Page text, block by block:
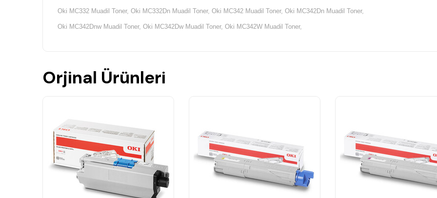
Oki MC332 Muadil Toner, Oki MC332Dn Muadil Toner, Oki MC342 Muadil Toner, Oki MC342Dn Muadil Toner,
Oki MC342Dnw Muadil Toner, Oki MC342Dw Muadil Toner, Oki MC342W Muadil Toner,
Orjinal Ürünleri